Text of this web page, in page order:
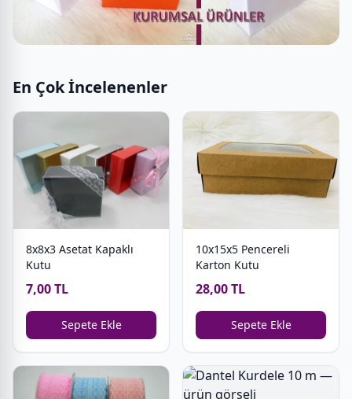
En Çok İncelenenler
8x8x3 Asetat Kapaklı
Kutu
7,00 TL
Sepete Ekle
10x15x5 Pencereli
Karton Kutu
28,00 TL
Sepete Ekle